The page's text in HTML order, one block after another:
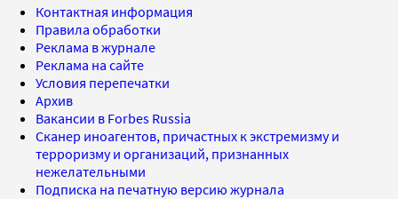
Контактная информация
Правила обработки
Реклама в журнале
Реклама на сайте
Условия перепечатки
Архив
Вакансии в Forbes Russia
Сканер иноагентов, причастных к экстремизму и
терроризму и организаций, признанных
нежелательными
Подписка на печатную версию журнала